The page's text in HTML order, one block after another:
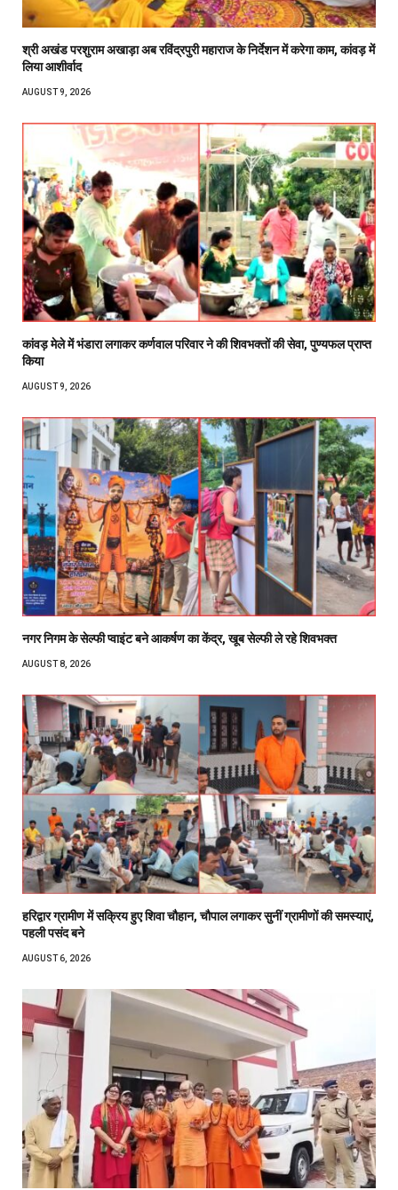
श्री अखंड परशुराम अखाड़ा अब रविंद्रपुरी महाराज के निर्देशन में करेगा काम, कांवड़ में
लिया आशीर्वाद
AUGUST 9, 2026
कांवड़ मेले में भंडारा लगाकर कर्णवाल परिवार ने की शिवभक्तों की सेवा, पुण्यफल प्राप्त
किया
AUGUST 9, 2026
नगर निगम के सेल्फी प्वाइंट बने आकर्षण का केंद्र, खूब सेल्फी ले रहे शिवभक्त
AUGUST 8, 2026
हरिद्वार ग्रामीण में सक्रिय हुए शिवा चौहान, चौपाल लगाकर सुनीं ग्रामीणों की समस्याएं,
पहली पसंद बने
AUGUST 6, 2026